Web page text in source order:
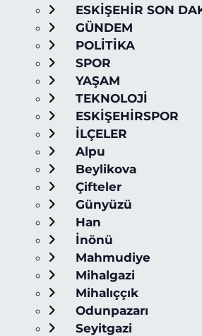
ESKİŞEHİR SON
GÜNDEM
POLİTİKA
SPOR
YAŞAM
TEKNOLOJİ
ESKİŞEHİRSPOR
İLÇELER
Alpu
Beylikova
Çifteler
Günyüzü
Han
İnönü
Mahmudiye
Mihalgazi
Mihalıççık
Odunpazarı
Seyitgazi